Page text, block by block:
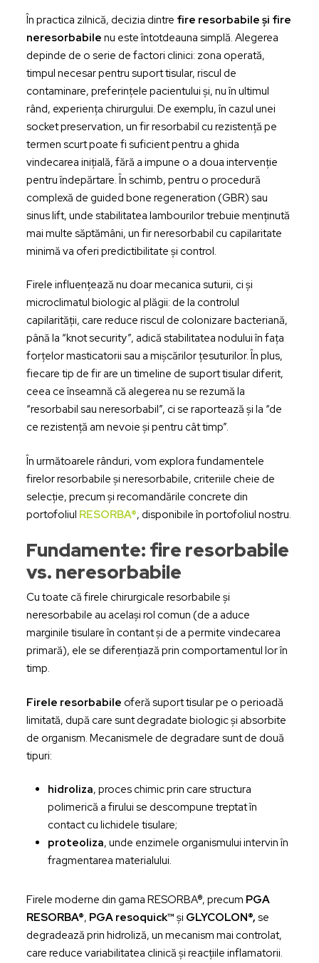
În practica zilnică, decizia dintre fire resorbabile și fire
neresorbabile nu este întotdeauna simplă. Alegerea
depinde de o serie de factori clinici: zona operată,
timpul necesar pentru suport tisular, riscul de
contaminare, preferințele pacientului și, nu în ultimul
rând, experiența chirurgului. De exemplu, în cazul unei
socket preservation, un fir resorbabil cu rezistență pe
termen scurt poate fi suficient pentru a ghida
vindecarea inițială, fără a impune o a doua intervenție
pentru îndepărtare. În schimb, pentru o procedură
complexă de guided bone regeneration (GBR) sau
sinus lift, unde stabilitatea lambourilor trebuie menținută
mai multe săptămâni, un fir neresorbabil cu capilaritate
minimă va oferi predictibilitate și control.
Firele influențează nu doar mecanica suturii, ci și
microclimatul biologic al plăgii: de la controlul
capilarității, care reduce riscul de colonizare bacteriană,
până la “knot security”, adică stabilitatea nodului în fața
forțelor masticatorii sau a mișcărilor țesuturilor. În plus,
fiecare tip de fir are un timeline de suport tisulardiferit,
ceea ce înseamnă că alegerea nu se rezumă la
“resorbabil sau neresorbabil”, ci se raportează și la “de
ce rezistență am nevoie și pentru cât timp”.
În următoarele rânduri, vom explora fundamentele
firelor resorbabile și neresorbabile, criteriile cheie de
selecție, precum și recomandările concrete din
portofoliul RESORBA®, disponibile în portofoliul nostru.
Fundamente: fire resorbabile
vs. neresorbabile
Cu toate că firele chirurgicale resorbabile și
neresorbabile au același rol comun (de a aduce
marginile tisulare în contant și de a permite vindecarea
primară), ele se diferențiază prin comportamentul lor în
timp.
Firele resorbabile oferă suport tisular pe o perioadă
limitată, după care sunt degradate biologic și absorbite
de organism. Mecanismele de degradare sunt de două
tipuri:
hidroliza, proces chimic prin care structura
polimerică a firului se descompune treptat în
contact cu lichidele tisulare;
proteoliza, unde enzimele organismului intervin în
fragmentarea materialului.
Firele moderne din gama RESORBA®, precum PGA
RESORBA®, PGA resoquick™ și GLYCOLON®, se
degradează prin hidroliză, un mecanism mai controlat,
care reduce variabilitatea clinică și reacțiile inflamatorii.